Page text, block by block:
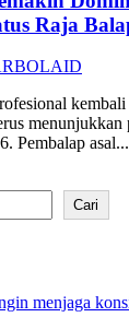
Raja
menunjukkan
Pembalap asal...
Cari
menjaga